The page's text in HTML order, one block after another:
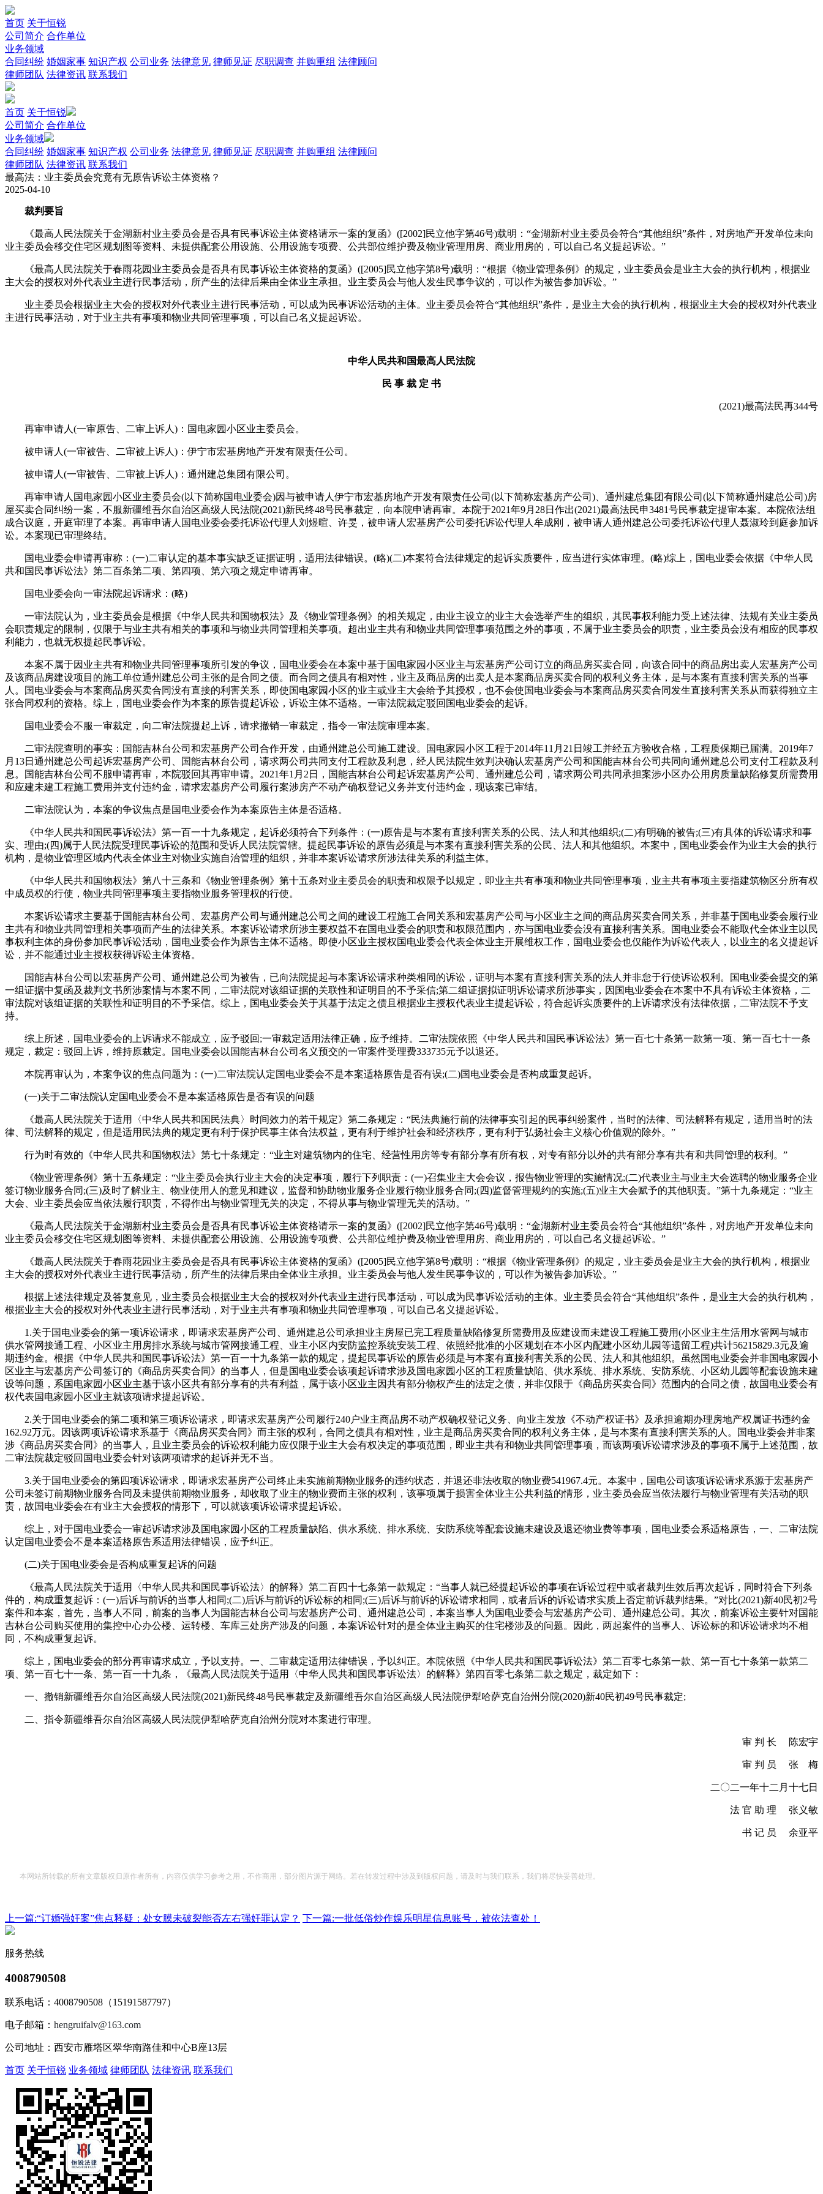
首页 关于恒锐
公司简介 合作单位
业务领域
合同纠纷 婚姻家事 知识产权 公司业务 法律意见 律师见证 尽职调查 并购重组 法律顾问
律师团队 法律资讯 联系我们
首页 关于恒锐
公司简介 合作单位
业务领域
合同纠纷 婚姻家事 知识产权 公司业务 法律意见 律师见证 尽职调查 并购重组 法律顾问
律师团队 法律资讯 联系我们
最高法：业主委员会究竟有无原告诉讼主体资格？
2025-04-10
裁判要旨
《最高人民法院关于金湖新村业主委员会是否具有民事诉讼主体资格请示一案的复函》([2002]民立他字第46号)载明：“金湖新村业主委员会符合“其他组织”条件，对房地产开发单位未向
业主委员会移交住宅区规划图等资料、未提供配套公用设施、公用设施专项费、公共部位维护费及物业管理用房、商业用房的，可以自己名义提起诉讼。”
《最高人民法院关于春雨花园业主委员会是否具有民事诉讼主体资格的复函》([2005]民立他字第8号)载明：“根据《物业管理条例》的规定，业主委员会是业主大会的执行机构，根据业
主大会的授权对外代表业主进行民事活动，所产生的法律后果由全体业主承担。业主委员会与他人发生民事争议的，可以作为被告参加诉讼。”
业主委员会根据业主大会的授权对外代表业主进行民事活动，可以成为民事诉讼活动的主体。业主委员会符合“其他组织”条件，是业主大会的执行机构，根据业主大会的授权对外代表业
主进行民事活动，对于业主共有事项和物业共同管理事项，可以自己名义提起诉讼。
中华人民共和国最高人民法院
民 事 裁 定 书
(2021)最高法民再344号
再审申请人(一审原告、二审上诉人)：国电家园小区业主委员会。
被申请人(一审被告、二审被上诉人)：伊宁市宏基房地产开发有限责任公司。
被申请人(一审被告、二审被上诉人)：通州建总集团有限公司。
再审申请人国电家园小区业主委员会(以下简称国电业委会)因与被申请人伊宁市宏基房地产开发有限责任公司(以下简称宏基房产公司)、通州建总集团有限公司(以下简称通州建总公司)房
屋买卖合同纠纷一案，不服新疆维吾尔自治区高级人民法院(2021)新民终48号民事裁定，向本院申请再审。本院于2021年9月28日作出(2021)最高法民申3481号民事裁定提审本案。本院依法组
成合议庭，开庭审理了本案。再审申请人国电业委会委托诉讼代理人刘煜暄、许旻，被申请人宏基房产公司委托诉讼代理人牟成刚，被申请人通州建总公司委托诉讼代理人聂淑玲到庭参加诉
讼。本案现已审理终结。
国电业委会申请再审称：(一)二审认定的基本事实缺乏证据证明，适用法律错误。(略)(二)本案符合法律规定的起诉实质要件，应当进行实体审理。(略)综上，国电业委会依据《中华人民
共和国民事诉讼法》第二百条第二项、第四项、第六项之规定申请再审。
国电业委会向一审法院起诉请求：(略)
一审法院认为，业主委员会是根据《中华人民共和国物权法》及《物业管理条例》的相关规定，由业主设立的业主大会选举产生的组织，其民事权利能力受上述法律、法规有关业主委员
会职责规定的限制，仅限于与业主共有相关的事项和与物业共同管理相关事项。超出业主共有和物业共同管理事项范围之外的事项，不属于业主委员会的职责，业主委员会没有相应的民事权
利能力，也就无权提起民事诉讼。
本案不属于因业主共有和物业共同管理事项所引发的争议，国电业委会在本案中基于国电家园小区业主与宏基房产公司订立的商品房买卖合同，向该合同中的商品房出卖人宏基房产公司
及该商品房建设项目的施工单位通州建总公司主张的是合同之债。而合同之债具有相对性，业主及商品房的出卖人是本案商品房买卖合同的权利义务主体，是与本案有直接利害关系的当事
人。国电业委会与本案商品房买卖合同没有直接的利害关系，即使国电家园小区的业主或业主大会给予其授权，也不会使国电业委会与本案商品房买卖合同发生直接利害关系从而获得独立主
张合同权利的资格。综上，国电业委会作为本案的原告提起诉讼，诉讼主体不适格。一审法院裁定驳回国电业委会的起诉。
国电业委会不服一审裁定，向二审法院提起上诉，请求撤销一审裁定，指令一审法院审理本案。
二审法院查明的事实：国能吉林台公司和宏基房产公司合作开发，由通州建总公司施工建设。国电家园小区工程于2014年11月21日竣工并经五方验收合格，工程质保期已届满。2019年7
月13日通州建总公司起诉宏基房产公司、国能吉林台公司，请求两公司共同支付工程款及利息，经人民法院生效判决确认宏基房产公司和国能吉林台公司共同向通州建总公司支付工程款及利
息。国能吉林台公司不服申请再审，本院驳回其再审申请。2021年1月2日，国能吉林台公司起诉宏基房产公司、通州建总公司，请求两公司共同承担案涉小区办公用房质量缺陷修复所需费用
和应建未建工程施工费用并支付违约金，请求宏基房产公司履行案涉房产不动产确权登记义务并支付违约金，现该案已审结。
二审法院认为，本案的争议焦点是国电业委会作为本案原告主体是否适格。
《中华人民共和国民事诉讼法》第一百一十九条规定，起诉必须符合下列条件：(一)原告是与本案有直接利害关系的公民、法人和其他组织;(二)有明确的被告;(三)有具体的诉讼请求和事
实、理由;(四)属于人民法院受理民事诉讼的范围和受诉人民法院管辖。提起民事诉讼的原告必须是与本案有直接利害关系的公民、法人和其他组织。本案中，国电业委会作为业主大会的执行
机构，是物业管理区域内代表全体业主对物业实施自治管理的组织，并非本案诉讼请求所涉法律关系的利益主体。
《中华人民共和国物权法》第八十三条和《物业管理条例》第十五条对业主委员会的职责和权限予以规定，即业主共有事项和物业共同管理事项，业主共有事项主要指建筑物区分所有权
中成员权的行使，物业共同管理事项主要指物业服务管理权的行使。
本案诉讼请求主要基于国能吉林台公司、宏基房产公司与通州建总公司之间的建设工程施工合同关系和宏基房产公司与小区业主之间的商品房买卖合同关系，并非基于国电业委会履行业
主共有和物业共同管理相关事项而产生的法律关系。本案诉讼请求所涉主要权益不在国电业委会的职责和权限范围内，亦与国电业委会没有直接利害关系。国电业委会不能取代全体业主以民
事权利主体的身份参加民事诉讼活动，国电业委会作为原告主体不适格。即使小区业主授权国电业委会代表全体业主开展维权工作，国电业委会也仅能作为诉讼代表人，以业主的名义提起诉
讼，并不能通过业主授权获得诉讼主体资格。
国能吉林台公司以宏基房产公司、通州建总公司为被告，已向法院提起与本案诉讼请求种类相同的诉讼，证明与本案有直接利害关系的法人并非怠于行使诉讼权利。国电业委会提交的第
一组证据中复函及裁判文书所涉案情与本案不同，二审法院对该组证据的关联性和证明目的不予采信;第二组证据拟证明诉讼请求所涉事实，因国电业委会在本案中不具有诉讼主体资格，二
审法院对该组证据的关联性和证明目的不予采信。综上，国电业委会关于其基于法定之债且根据业主授权代表业主提起诉讼，符合起诉实质要件的上诉请求没有法律依据，二审法院不予支
持。
综上所述，国电业委会的上诉请求不能成立，应予驳回;一审裁定适用法律正确，应予维持。二审法院依照《中华人民共和国民事诉讼法》第一百七十条第一款第一项、第一百七十一条
规定，裁定：驳回上诉，维持原裁定。国电业委会以国能吉林台公司名义预交的一审案件受理费333735元予以退还。
本院再审认为，本案争议的焦点问题为：(一)二审法院认定国电业委会不是本案适格原告是否有误;(二)国电业委会是否构成重复起诉。
(一)关于二审法院认定国电业委会不是本案适格原告是否有误的问题
《最高人民法院关于适用〈中华人民共和国民法典〉时间效力的若干规定》第二条规定：“民法典施行前的法律事实引起的民事纠纷案件，当时的法律、司法解释有规定，适用当时的法
律、司法解释的规定，但是适用民法典的规定更有利于保护民事主体合法权益，更有利于维护社会和经济秩序，更有利于弘扬社会主义核心价值观的除外。”
行为时有效的《中华人民共和国物权法》第七十条规定：“业主对建筑物内的住宅、经营性用房等专有部分享有所有权，对专有部分以外的共有部分享有共有和共同管理的权利。”
《物业管理条例》第十五条规定：“业主委员会执行业主大会的决定事项，履行下列职责：(一)召集业主大会会议，报告物业管理的实施情况;(二)代表业主与业主大会选聘的物业服务企业
签订物业服务合同;(三)及时了解业主、物业使用人的意见和建议，监督和协助物业服务企业履行物业服务合同;(四)监督管理规约的实施;(五)业主大会赋予的其他职责。”第十九条规定：“业主
大会、业主委员会应当依法履行职责，不得作出与物业管理无关的决定，不得从事与物业管理无关的活动。”
《最高人民法院关于金湖新村业主委员会是否具有民事诉讼主体资格请示一案的复函》([2002]民立他字第46号)载明：“金湖新村业主委员会符合“其他组织”条件，对房地产开发单位未向
业主委员会移交住宅区规划图等资料、未提供配套公用设施、公用设施专项费、公共部位维护费及物业管理用房、商业用房的，可以自己名义提起诉讼。”
《最高人民法院关于春雨花园业主委员会是否具有民事诉讼主体资格的复函》([2005]民立他字第8号)载明：“根据《物业管理条例》的规定，业主委员会是业主大会的执行机构，根据业
主大会的授权对外代表业主进行民事活动，所产生的法律后果由全体业主承担。业主委员会与他人发生民事争议的，可以作为被告参加诉讼。”
根据上述法律规定及答复意见，业主委员会根据业主大会的授权对外代表业主进行民事活动，可以成为民事诉讼活动的主体。业主委员会符合“其他组织”条件，是业主大会的执行机构，
根据业主大会的授权对外代表业主进行民事活动，对于业主共有事项和物业共同管理事项，可以自己名义提起诉讼。
1.关于国电业委会的第一项诉讼请求，即请求宏基房产公司、通州建总公司承担业主房屋已完工程质量缺陷修复所需费用及应建设而未建设工程施工费用(小区业主生活用水管网与城市
供水管网接通工程、小区业主用房排水系统与城市管网接通工程、业主小区内安防监控系统安装工程、依照经批准的小区规划在本小区内配建小区幼儿园等遗留工程)共计56215829.3元及逾
期违约金。根据《中华人民共和国民事诉讼法》第一百一十九条第一款的规定，提起民事诉讼的原告必须是与本案有直接利害关系的公民、法人和其他组织。虽然国电业委会并非国电家园小
区业主与宏基房产公司签订的《商品房买卖合同》的当事人，但是国电业委会该项起诉请求涉及国电家园小区的工程质量缺陷、供水系统、排水系统、安防系统、小区幼儿园等配套设施未建
设等问题，系国电家园小区业主基于该小区共有部分享有的共有利益，属于该小区业主因共有部分物权产生的法定之债，并非仅限于《商品房买卖合同》范围内的合同之债，故国电业委会有
权代表国电家园小区业主就该项请求提起诉讼。
2.关于国电业委会的第二项和第三项诉讼请求，即请求宏基房产公司履行240户业主商品房不动产权确权登记义务、向业主发放《不动产权证书》及承担逾期办理房地产权属证书违约金
162.92万元。因该两项诉讼请求系基于《商品房买卖合同》而主张的权利，合同之债具有相对性，业主是商品房买卖合同的权利义务主体，是与本案有直接利害关系的人。国电业委会并非案
涉《商品房买卖合同》的当事人，且业主委员会的诉讼权利能力应仅限于业主大会有权决定的事项范围，即业主共有和物业共同管理事项，而该两项诉讼请求涉及的事项不属于上述范围，故
二审法院裁定驳回国电业委会针对该两项请求的起诉并无不当。
3.关于国电业委会的第四项诉讼请求，即请求宏基房产公司终止未实施前期物业服务的违约状态，并退还非法收取的物业费541967.4元。本案中，国电公司该项诉讼请求系源于宏基房产
公司未签订前期物业服务合同及未提供前期物业服务，却收取了业主的物业费而主张的权利，该事项属于损害全体业主公共利益的情形，业主委员会应当依法履行与物业管理有关活动的职
责，故国电业委会在有业主大会授权的情形下，可以就该项诉讼请求提起诉讼。
综上，对于国电业委会一审起诉请求涉及国电家园小区的工程质量缺陷、供水系统、排水系统、安防系统等配套设施未建设及退还物业费等事项，国电业委会系适格原告，一、二审法院
认定国电业委会不是本案适格原告系适用法律错误，应予纠正。
(二)关于国电业委会是否构成重复起诉的问题
《最高人民法院关于适用〈中华人民共和国民事诉讼法〉的解释》第二百四十七条第一款规定：“当事人就已经提起诉讼的事项在诉讼过程中或者裁判生效后再次起诉，同时符合下列条
件的，构成重复起诉：(一)后诉与前诉的当事人相同;(二)后诉与前诉的诉讼标的相同;(三)后诉与前诉的诉讼请求相同，或者后诉的诉讼请求实质上否定前诉裁判结果。”对比(2021)新40民初2号
案件和本案，首先，当事人不同，前案的当事人为国能吉林台公司与宏基房产公司、通州建总公司，本案当事人为国电业委会与宏基房产公司、通州建总公司。其次，前案诉讼主要针对国能
吉林台公司购买使用的集控中心办公楼、运转楼、车库三处房产涉及的问题，本案诉讼针对的是全体业主购买的住宅楼涉及的问题。因此，两起案件的当事人、诉讼标的和诉讼请求均不相
同，不构成重复起诉。
综上，国电业委会的部分再审请求成立，予以支持。一、二审裁定适用法律错误，予以纠正。本院依照《中华人民共和国民事诉讼法》第二百零七条第一款、第一百七十条第一款第二
项、第一百七十一条、第一百一十九条，《最高人民法院关于适用〈中华人民共和国民事诉讼法〉的解释》第四百零七条第二款之规定，裁定如下：
一、撤销新疆维吾尔自治区高级人民法院(2021)新民终48号民事裁定及新疆维吾尔自治区高级人民法院伊犁哈萨克自治州分院(2020)新40民初49号民事裁定;
二、指令新疆维吾尔自治区高级人民法院伊犁哈萨克自治州分院对本案进行审理。
审 判 长 陈宏宇
审 判 员 张 梅
二〇二一年十二月十七日
法 官 助 理 张义敏
书 记 员 余亚平
本网站所转载的所有文章版权归原作者所有，内容仅供学习参考之用，不作商用，部分图片源于网络。若在转发过程中涉及到版权问题，请及时与我们联系，我们将尽快妥善处理。
上一篇:“订婚强奸案”焦点释疑：处女膜未破裂能否左右强奸罪认定？ 下一篇:一批低俗炒作娱乐明星信息账号，被依法查处！
服务热线
4008790508
联系电话：4008790508（15191587797）
电子邮箱： hengruifalv@163.com
公司地址：西安市雁塔区翠华南路佳和中心B座13层
首页 关于恒锐 业务领域 律师团队 法律资讯 联系我们